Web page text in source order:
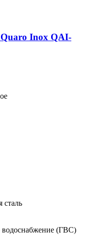
Inox QAI-
сталь
водоснабжение (ГВС)